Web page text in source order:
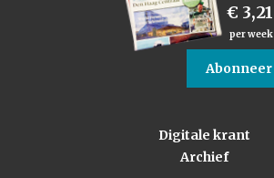
€ 3,21
per week
Abonneer
Digitale krant
Archief